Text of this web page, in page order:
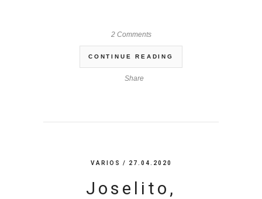
2 Comments
CONTINUE READING
Share
VARIOS / 27.04.2020
Joselito,